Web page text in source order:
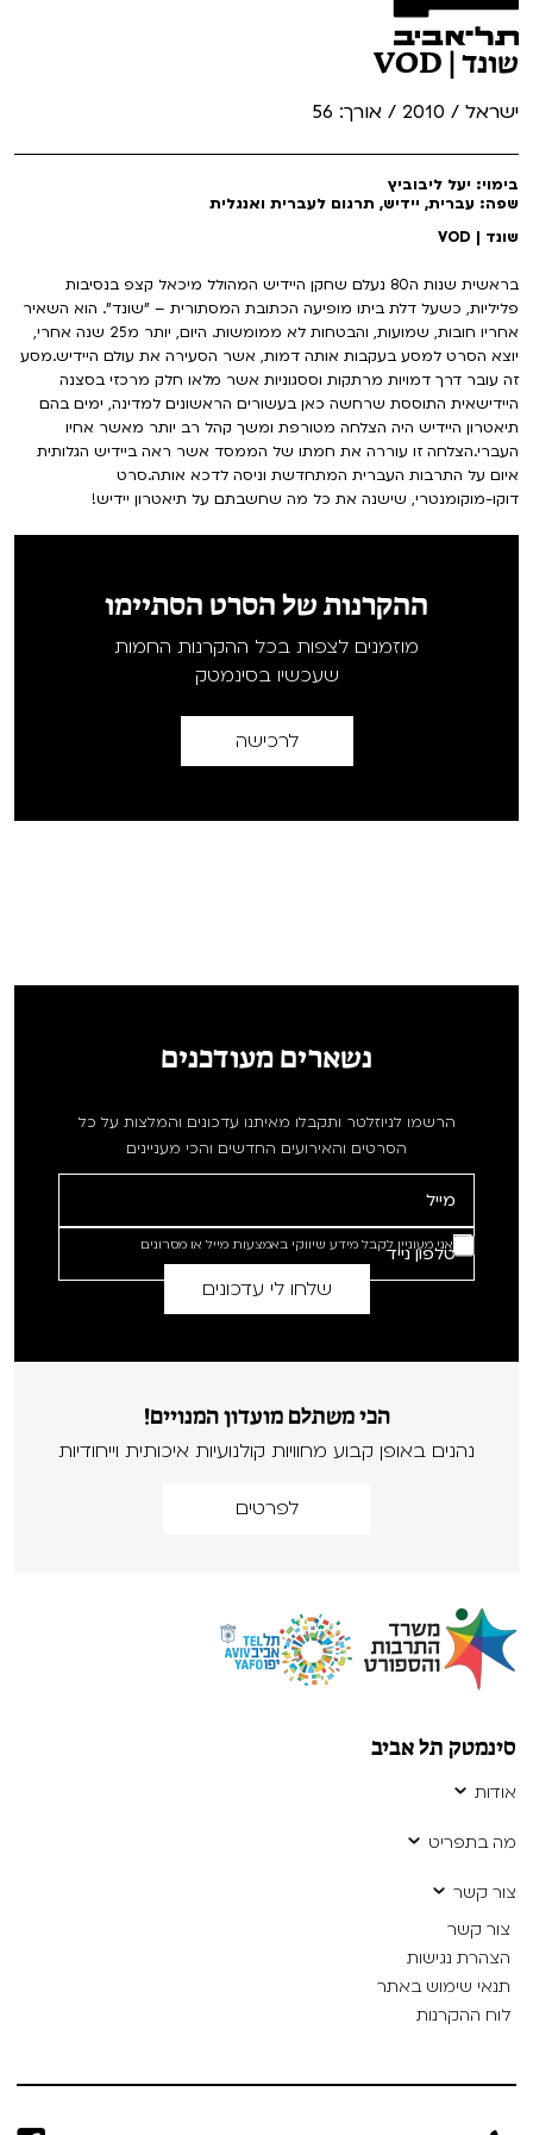
שונד | VOD
ישראל / 2010 / אורך: 56
בימוי: יעל ליבוביץ
שפה: עברית, יידיש, תרגום לעברית ואנגלית
שונד | VOD
בראשית שנות ה80 נעלם שחקן היידיש המהולל מיכאל קצפ בנסיבות
פליליות, כשעל דלת ביתו מופיעה הכתובת המסתורית – "שונד". הוא השאיר
אחריו חובות, שמועות, והבטחות לא ממומשות. היום, יותר מ25 שנה אחרי,
יוצא הסרט למסע בעקבות אותה דמות, אשר הסעירה את עולם היידיש.מסע
זה עובר דרך דמויות מרתקות וססגוניות אשר מלאו חלק מרכזי בסצנה
היידישאית התוססת שרחשה כאן בעשורים הראשונים למדינה, ימים בהם
תיאטרון היידיש היה הצלחה מטורפת ומשך קהל רב יותר מאשר אחיו
העברי.הצלחה זו עוררה את חמתו של הממסד אשר ראה ביידיש הגלותית
איום על התרבות העברית המתחדשת וניסה לדכא אותה.סרט
דוקו-מוקומנטרי, שישנה את כל מה שחשבתם על תיאטרון יידיש!
ההקרנות של הסרט הסתיימו
מוזמנים לצפות בכל ההקרנות החמות
שעכשיו בסינמטק
לרכישה
נשארים מעודכנים
הרשמו לניוזלטר ותקבלו מאיתנו עדכונים והמלצות על כל
הסרטים והאירועים החדשים והכי מעניינים
אני מעוניין לקבל מידע שיווקי באמצעות מייל או מסרונים
הכי משתלם מועדון המנויים!
נהנים באופן קבוע מחוויות קולנועיות איכותית וייחודיות
לפרטים
סינמטק תל אביב
אודות
מה בתפריט
צור קשר
צור קשר
הצהרת נגישות
תנאי שימוש באתר
לוח ההקרנות